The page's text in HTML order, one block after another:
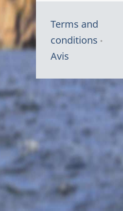
Terms and
conditions
Avis